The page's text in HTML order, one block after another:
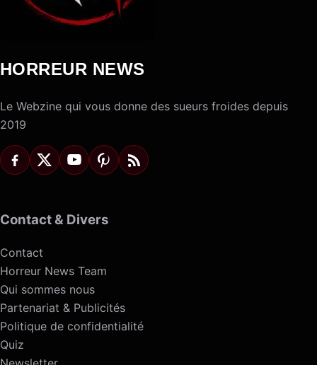
HORREUR NEWS
Le Webzine qui vous donne des sueurs froides depuis
2019
Contact & Divers
Contact
Horreur News Team
Qui sommes nous
Partenariat & Publicités
Politique de confidentialité
Quiz